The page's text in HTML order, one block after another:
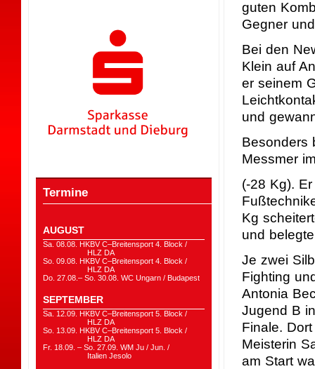
Termine
AUGUST
Sa. 08.08. HKBV C–Breitensport 4. Block /
HLZ DA
So. 09.08. HKBV C–Breitensport 4. Block /
HLZ DA
Do. 27.08.– So. 30.08. WC Ungarn / Budapest
SEPTEMBER
Sa. 12.09. HKBV C–Breitensport 5. Block /
HLZ DA
So. 13.09. HKBV C–Breitensport 5. Block /
HLZ DA
Fr. 18.09. – So. 27.09. WM Ju / Jun. /
Italien Jesolo
guten
Gegner
Bei den
Klein auf
er seinem
und
Besonders
Messmer
(-28 Kg).
Kg
und
Je zwei
Fighting
Antonia
Jugend B
Finale.
Meisterin
am Start